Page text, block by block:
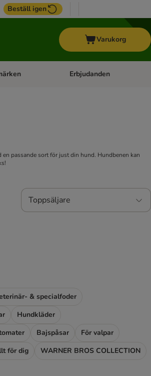
Beställ igen
Varukorg
menu: VeterinärfoderOpen category menu:
Erbjudanden
passande sort för just din hund. Hundbenen kan
Toppsäljare
& specialfoder
Hundkläder
Bajspåsar
För valpar
för dig
WARNER BROS COLLECTION